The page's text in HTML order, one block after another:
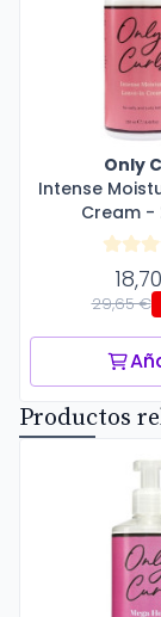
Only
Intense
Cream -
29,65 €
Productos